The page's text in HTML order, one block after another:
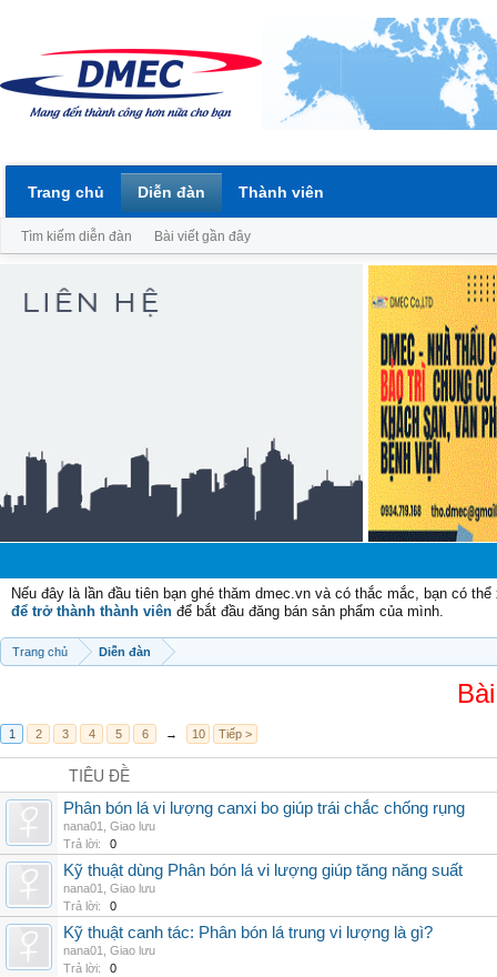
Nếu đây là lần đầu tiên bạn ghé thăm dmec.vn và có thắc mắc, bạn có
để trở thành thành viên để bắt đầu đăng bán sản phẩm của mình.
Trang chủ Diễn đàn
1 2 3 4 5 6 → 10 Tiếp >
TIÊU ĐỀ
Phân bón lá vi lượng canxi bo giúp trái chắc chống rụng
nana01
Giao lưu
Trả lời:
0
Kỹ thuật dùng Phân bón lá vi lượng giúp tăng năng suất
nana01
Giao lưu
Trả lời:
0
Kỹ thuật canh tác: Phân bón lá trung vi lượng là gì?
nana01
Giao lưu
Trả lời:
0
Trang chủ Diễn đàn
Tìm kiếm diễn đàn Bài viết gần đây
Thành viên